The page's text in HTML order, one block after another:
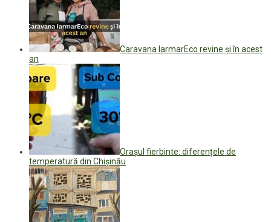
Caravana IarmarEco revine și în acest
an
Orașul fierbinte: diferențele de
temperatură din Chișinău